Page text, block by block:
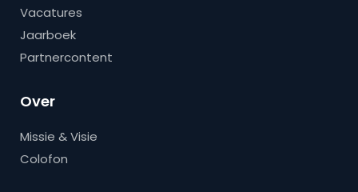
Vacatures
Jaarboek
Partnercontent
Over
Missie & Visie
Colofon